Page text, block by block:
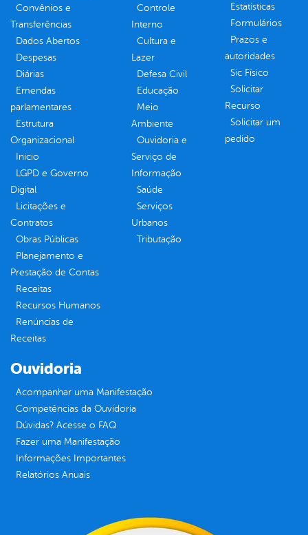
Convênios e
Transferências
Dados Abertos
Despesas
Diárias
Emendas
parlamentares
Estrutura
Organizacional
Inicio
LGPD e Governo
Digital
Licitações e
Contratos
Obras Públicas
Planejamento e
Prestação de Contas
Receitas
Recursos Humanos
Renúncias de
Receitas
Controle
Interno
Cultura e
Lazer
Defesa Civil
Educação
Meio
Ambiente
Ouvidoria e
Serviço de
Informação
Saúde
Serviços
Urbanos
Tributação
Estatísticas
Formulários
Prazos e
autoridades
Sic Físico
Solicitar
Recurso
Solicitar um
pedido
Ouvidoria
Acompanhar uma Manifestação
Competências da Ouvidoria
Dúvidas? Acesse o FAQ
Fazer uma Manifestação
Informações Importantes
Relatórios Anuais